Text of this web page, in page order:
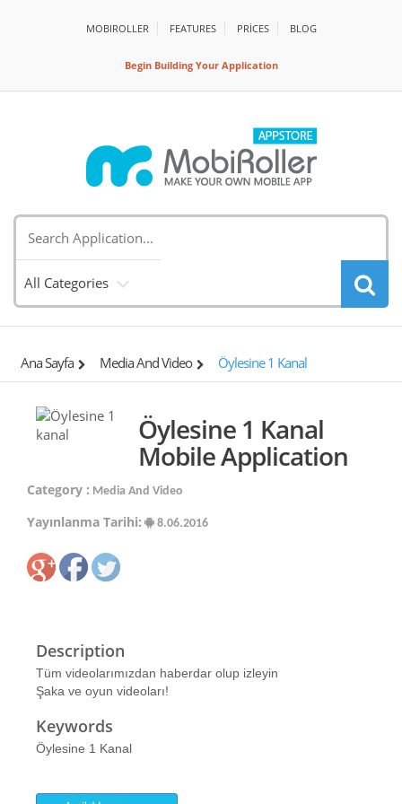
MOBIROLLER FEATURES PRİCES BLOG
Begin Building Your Application
All Categories
Ana Sayfa Media And Video Öylesine 1 Kanal
Öylesine 1 Kanal
Mobile Application
Category : Media And Video
Yayınlanma Tarihi: 8.06.2016
Description
Tüm videolarımızdan haberdar olup izleyin
Şaka ve oyun videoları!
Keywords
Öylesine 1 Kanal